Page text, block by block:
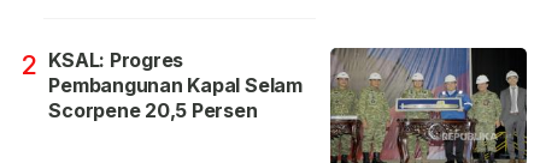
2 KSAL: Progres
Pembangunan Kapal Selam
Scorpene 20,5 Persen